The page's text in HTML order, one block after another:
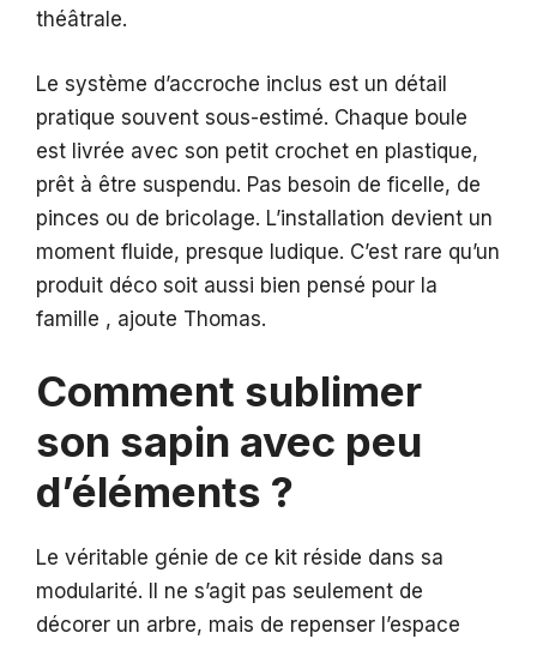
théâtrale.
Le système d’accroche inclus est un détail
pratique souvent sous-estimé. Chaque boule
est livrée avec son petit crochet en plastique,
prêt à être suspendu. Pas besoin de ficelle, de
pinces ou de bricolage. L’installation devient un
moment fluide, presque ludique. C’est rare qu’un
produit déco soit aussi bien pensé pour la
famille , ajoute Thomas.
Comment sublimer
son sapin avec peu
d’éléments ?
Le véritable génie de ce kit réside dans sa
modularité. Il ne s’agit pas seulement de
décorer un arbre, mais de repenser l’espace